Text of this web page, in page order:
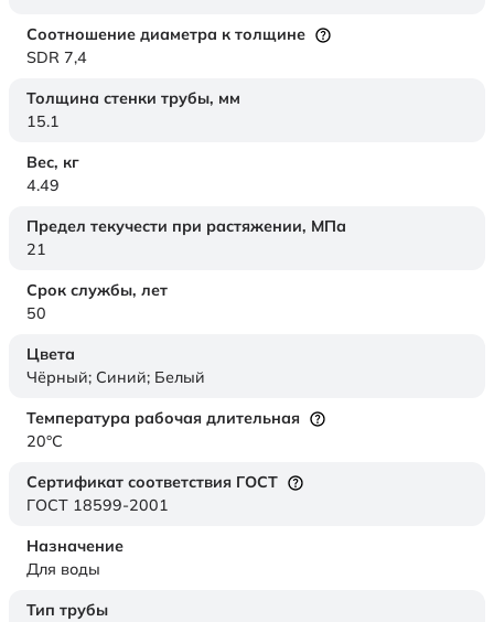
Соотношение диаметра к толщине
SDR 7,4
Толщина стенки трубы, мм
15.1
Вес, кг
4.49
Предел текучести при растяжении, МПа
21
Срок службы, лет
50
Цвета
Чёрный; Синий; Белый
Температура рабочая длительная
20°C
Сертификат соответствия ГОСТ
ГОСТ 18599-2001
Назначение
Для воды
Тип трубы